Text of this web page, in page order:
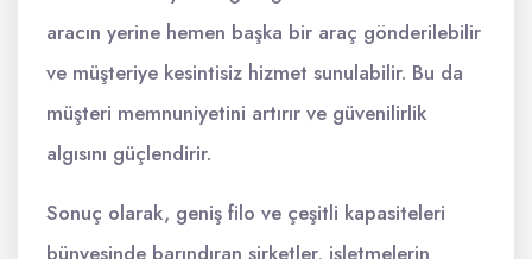
aracın yerine hemen başka bir araç gönderilebilir
ve müşteriye kesintisiz hizmet sunulabilir. Bu da
müşteri memnuniyetini artırır ve güvenilirlik
algısını güçlendirir.
Sonuç olarak, geniş filo ve çeşitli kapasiteleri
bünyesinde barındıran şirketler, işletmelerin